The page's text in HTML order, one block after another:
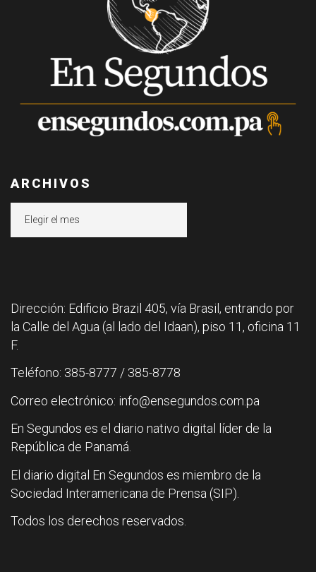
ARCHIVOS
Dirección: Edificio Brazil 405, vía Brasil, entrando por
la Calle del Agua (al lado del Idaan), piso 11, oficina 11
F.
Teléfono: 385-8777 / 385-8778
Correo electrónico: info@ensegundos.com.pa
En Segundos es el diario nativo digital líder de la
República de Panamá.
El diario digital En Segundos es miembro de la
Sociedad Interamericana de Prensa (SIP).
Todos los derechos reservados.